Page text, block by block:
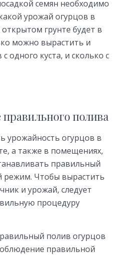
семян необходимо
урожай огурцов в
грунте будет в
можно вырастить и
одного куста, и сколько с
полива
урожайность огурцов в
а также в помещениях,
правильный
режим. Чтобы вырастить
и урожай, следует
процедуру
полив огурцов
правильной